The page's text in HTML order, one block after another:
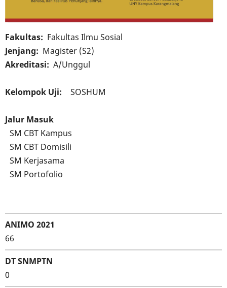
Fakultas
Fakultas Ilmu Sosial
Jenjang
Magister (S2)
Akreditasi
A/Unggul
Kelompok Uji SOSHUM
Jalur Masuk
SM CBT Kampus
SM CBT Domisili
SM Kerjasama
SM Portofolio
ANIMO 2021
66
DT SNMPTN
0